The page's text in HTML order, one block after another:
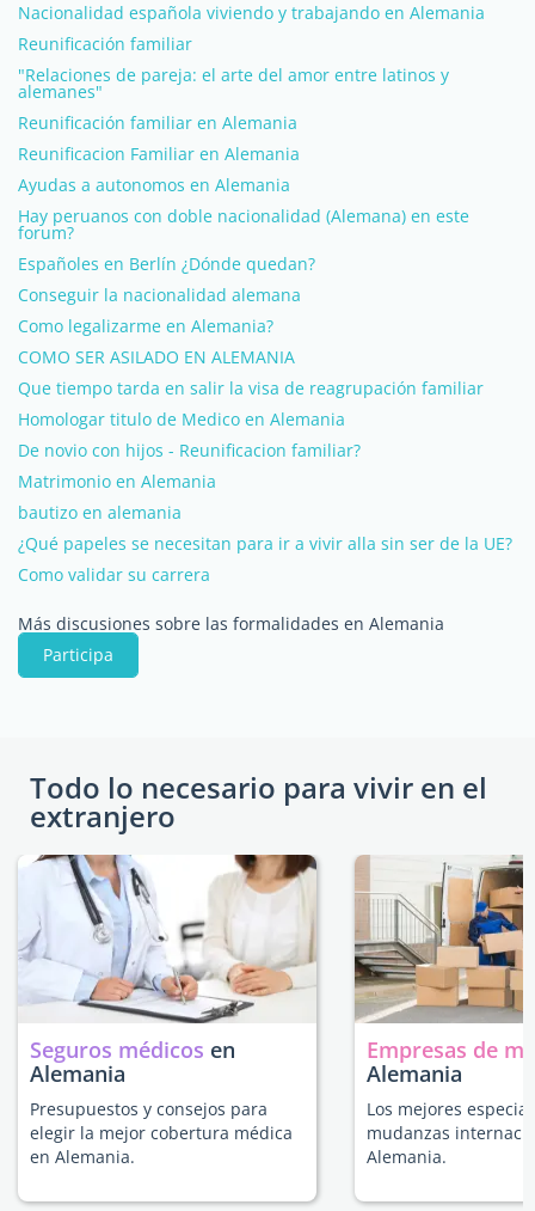
Nacionalidad española viviendo y trabajando en Alemania
Reunificación familiar
"Relaciones de pareja: el arte del amor entre latinos y
alemanes"
Reunificación familiar en Alemania
Reunificacion Familiar en Alemania
Ayudas a autonomos en Alemania
Hay peruanos con doble nacionalidad (Alemana) en este
forum?
Españoles en Berlín ¿Dónde quedan?
Conseguir la nacionalidad alemana
Como legalizarme en Alemania?
COMO SER ASILADO EN ALEMANIA
Que tiempo tarda en salir la visa de reagrupación familiar
Homologar titulo de Medico en Alemania
De novio con hijos - Reunificacion familiar?
Matrimonio en Alemania
bautizo en alemania
¿Qué papeles se necesitan para ir a vivir alla sin ser de la UE?
Como validar su carrera
Más discusiones sobre las formalidades en Alemania
Participa
Todo lo necesario para vivir en el
extranjero
Seguros médicos en
Alemania
Presupuestos y consejos para
elegir la mejor cobertura médica
en Alemania.
Empresas de
Alemania
Los mejores
mudanzas
Alemania.